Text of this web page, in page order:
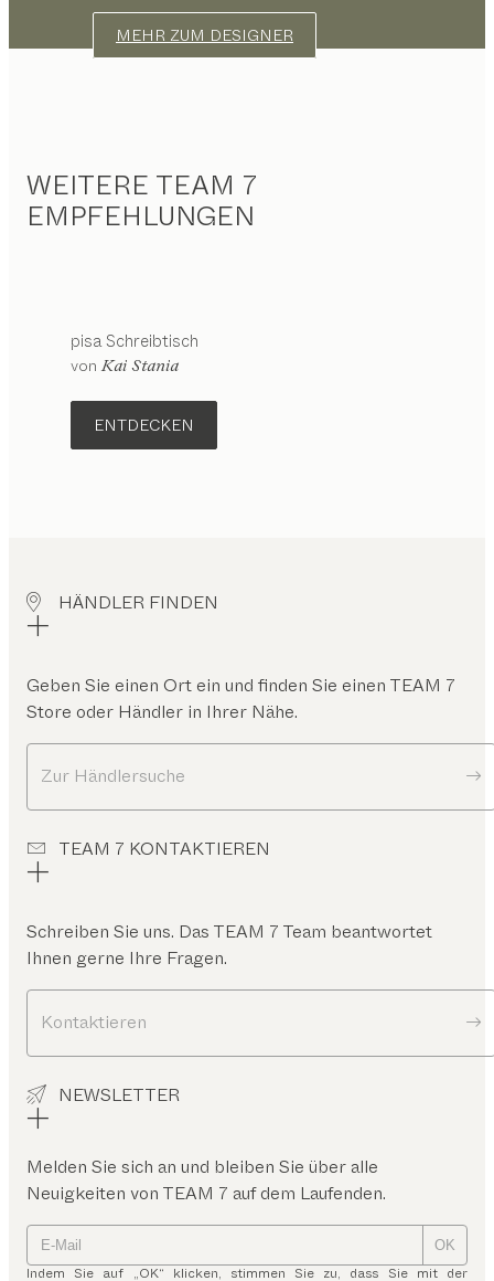
MEHR ZUM DESIGNER
WEITERE TEAM 7
EMPFEHLUNGEN
pisaSchreibtisch
von Kai Stania
ENTDECKEN
HÄNDLER FINDEN
Geben Sie einen Ort ein und finden Sie einen TEAM 7
Store oder Händler in Ihrer Nähe.
Zur Händlersuche
TEAM 7 KONTAKTIEREN
Schreiben Sie uns. Das TEAM 7 Team beantwortet
Ihnen gerne Ihre Fragen.
Kontaktieren
NEWSLETTER
Melden Sie sich an und bleiben Sie über alle
Neuigkeiten von TEAM 7 auf dem Laufenden.
OK
Indem Sie auf „OK“ klicken, stimmen Sie zu, dass Sie mit der